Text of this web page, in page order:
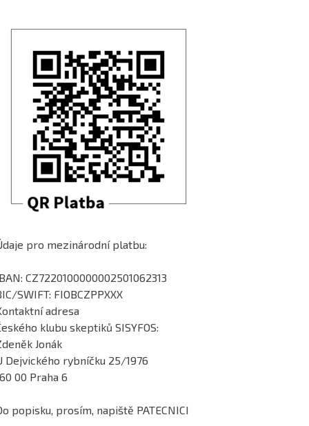
pro mezinárodní platbu:
CZ7220100000002501062313
SWIFT: FIOBCZPPXXX
adresa
klubu skeptiků SISYFOS:
Jonák
Dejvického rybníčku 25/1976
00 Praha 6
popisku, prosím, napiště PATECNICI